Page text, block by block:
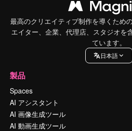
最高のクリエイティブ制作を導くため
エイター、企業、代理店、スタジオを
ています。
日本語
製品
Spaces
AI アシスタント
AI 画像生成ツール
AI 動画生成ツール